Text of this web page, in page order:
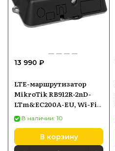
13 990 ₽
LTE-маршрутизатор
MikroTik RB912R-2nD-
LTm&EC200A-EU, Wi-Fi
2,4 ГГц 802.11n, LTE Cat1,
10/100 Ethernet, PoE-in
В наличии: 10
В корзину